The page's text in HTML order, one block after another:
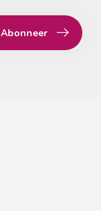
Abonneer